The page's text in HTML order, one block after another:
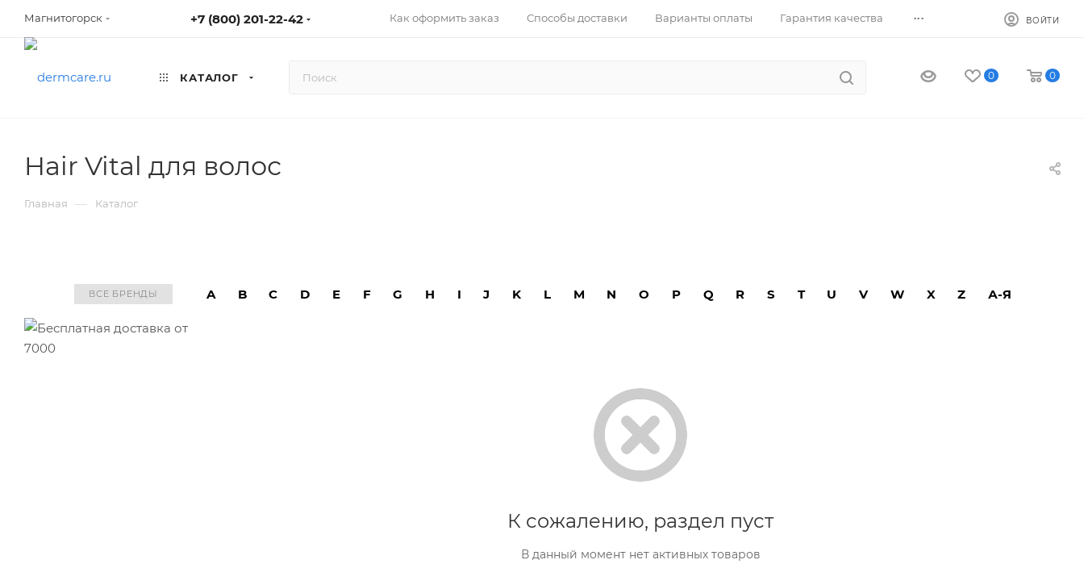
Магнитогорск +7 (800) 201-22-42 Как оформить заказ Способы доставки Варианты оплаты Гарантия качества ... ВОЙТИ
КАТАЛОГ 0 0
Hair Vital для волос
Главная — Каталог
ВСЕ БРЕНДЫ A B C D E F G H I J K L M N O P Q R S T U V W X Z А-Я
К сожалению, раздел пуст
В данный момент нет активных товаров